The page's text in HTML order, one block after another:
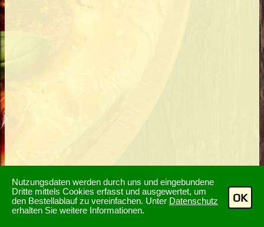
Nutzungsdaten werden durch uns und eingebundene
Dritte mittels Cookies erfasst und ausgewertet, um
den Bestellablauf zu vereinfachen. Unter Datenschutz
erhalten Sie weitere Informationen.
OK